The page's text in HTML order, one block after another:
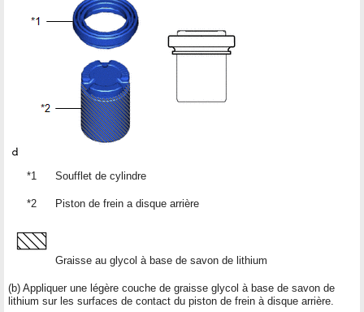
*1 Soufflet de cylindre
*2 Piston de frein a disque arrière
Graisse au glycol à base de savon de lithium
(b) Appliquer une légère couche de graisse glycol à base de savon de
lithium sur les surfaces de contact du piston de frein à disque arrière.